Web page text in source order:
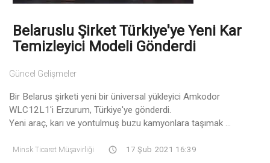
Belaruslu Şirket Türkiye'ye Yeni Kar
Temizleyici Modeli Gönderdi
Güncel Gelişmeler
Bir Belarus şirketi yeni bir üniversal yükleyici Amkodor
WLC12L1'i Erzurum, Türkiye'ye gönderdi.
Yeni araç, karı ve yontulmuş buzu kamyonlara taşımak ...
Minsk Ticaret Müşavirliği 17 Şub 2021 16:39